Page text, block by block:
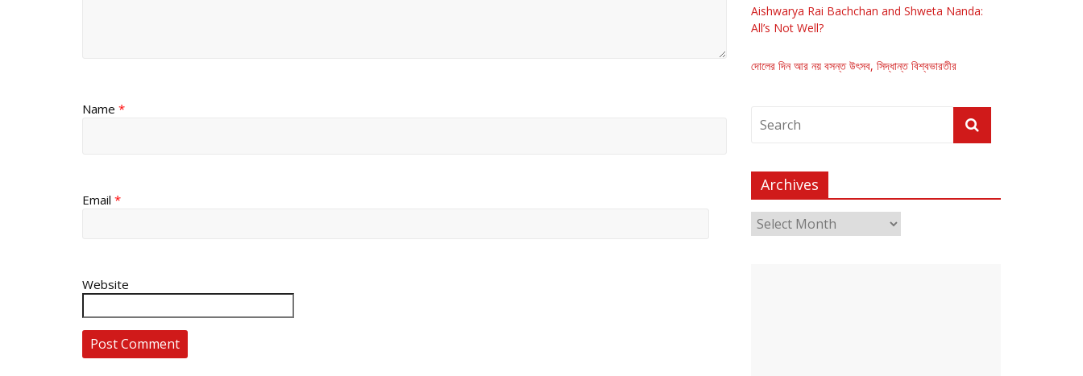
Name *
Email *
Website
Aishwarya Rai Bachchan and Shweta Nanda:
All’s Not Well?
দোলের দিন আর নয় বসন্ত উৎসব, সিদ্ধান্ত বিশ্বভারতীর
Archives